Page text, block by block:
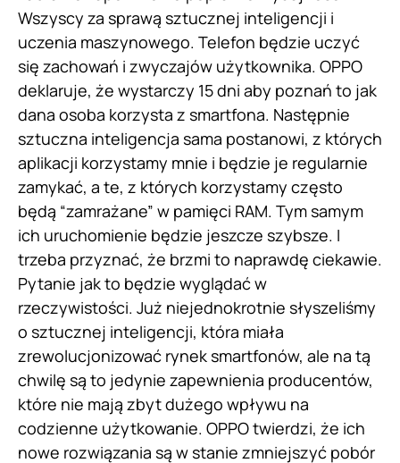
Wszyscy za sprawą sztucznej inteligencji i
uczenia maszynowego. Telefon będzie uczyć
się zachowań i zwyczajów użytkownika. OPPO
deklaruje, że wystarczy 15 dni aby poznań to jak
dana osoba korzysta z smartfona. Następnie
sztuczna inteligencja sama postanowi, z których
aplikacji korzystamy mnie i będzie je regularnie
zamykać, a te, z których korzystamy często
będą “zamrażane” w pamięci RAM. Tym samym
ich uruchomienie będzie jeszcze szybsze. I
trzeba przyznać, że brzmi to naprawdę ciekawie.
Pytanie jak to będzie wyglądać w
rzeczywistości. Już niejednokrotnie słyszeliśmy
o sztucznej inteligencji, która miała
zrewolucjonizować rynek smartfonów, ale na tą
chwilę są to jedynie zapewnienia producentów,
które nie mają zbyt dużego wpływu na
codzienne użytkowanie. OPPO twierdzi, że ich
nowe rozwiązania są w stanie zmniejszyć pobór